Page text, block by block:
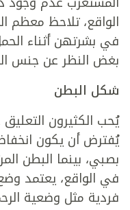
الواقع، تلاحظ معظم
في بشرتهن أثناء
بغض النظر عن جنس
شكل البطن
يُحب الكثيرون
يُفترض أن يكون
بصبي، بينما البطن
في الواقع، يعتمد
فردية مثل وضعية